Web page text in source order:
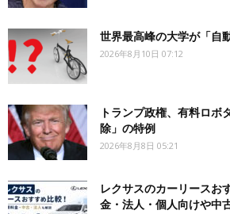
世界最高峰の大学が「自
2026年8月10日 07:12
トランプ政権、有料ロボ
除」の特例
2026年8月8日 05:21
レクサスのカーリースお
金・法人・個人向けや中